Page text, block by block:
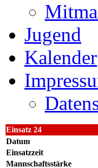
Jugend
Kalender
Einsatz 24
Datum
Einsatzzeit
Mannschaftsstärke